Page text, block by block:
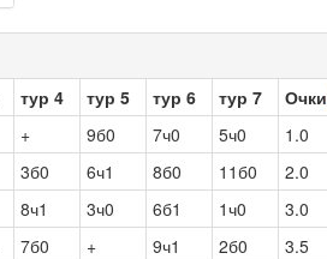
тур 4 тур 5 тур 6 тур 7 Очки
+ 9б0 7ч0 5ч0 1.0
3б0 6ч1 8б0 11б0 2.0
8ч1 3ч0 6б1 1ч0 3.0
7б0 + 9ч1 2б0 3.5